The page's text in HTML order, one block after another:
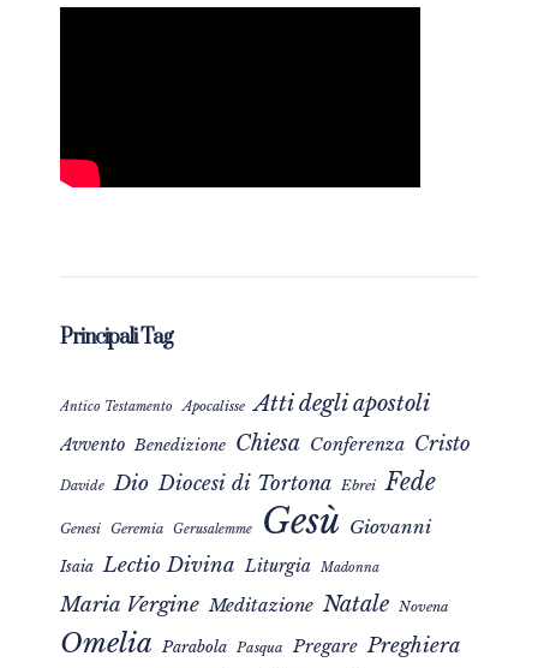
Principali Tag
Antico Testamento Apocalisse Atti degli apostoli
Avvento Benedizione Chiesa Conferenza Cristo
Davide Dio Diocesi di Tortona Ebrei Fede
Genesi Geremia Gerusalemme Gesù Giovanni
Isaia Lectio Divina Liturgia Madonna
Maria Vergine Meditazione Natale Novena
Omelia Parabola Pasqua Pregare Preghiera